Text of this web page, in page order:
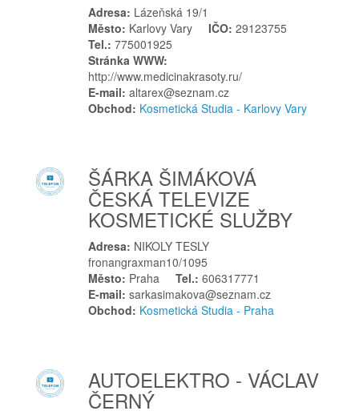
Ústí nad Labem
Ústí nad Orlicí
Valašské Meziříčí
Veselé
Veselí nad Moravou
Zlín
Adresa: Lázeňská 19/1
Město: Karlovy Vary IČO: 29123755
Tel.: 775001925
Stránka WWW:
http://www.medicinakrasoty.ru/
E-mail: altarex@seznam.cz
Obchod: Kosmetická Studia - Karlovy Vary
ŠÁRKA ŠIMÁKOVÁ
ČESKÁ TELEVIZE
KOSMETICKÉ SLUŽBY
Adresa: NIKOLY TESLY
fronangraxman10/1095
Město: Praha Tel.: 606317771
E-mail: sarkasimakova@seznam.cz
Obchod: Kosmetická Studia - Praha
AUTOELEKTRO - VÁCLAV
ČERNÝ